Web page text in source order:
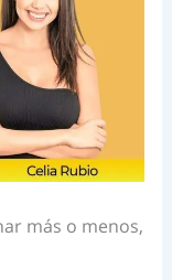
más o menos,